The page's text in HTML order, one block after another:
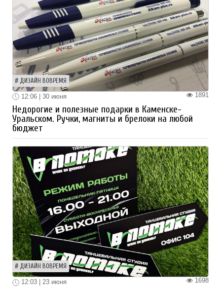
ДИЗАЙН ВОВРЕМЯ
1891
12:06 | 30 июня
Недорогие и полезные подарки в Каменске-
Уральском. Ручки, магниты и брелоки на любой
бюджет
ДИЗАЙН ВОВРЕМЯ
1698
12:03 | 23 июня